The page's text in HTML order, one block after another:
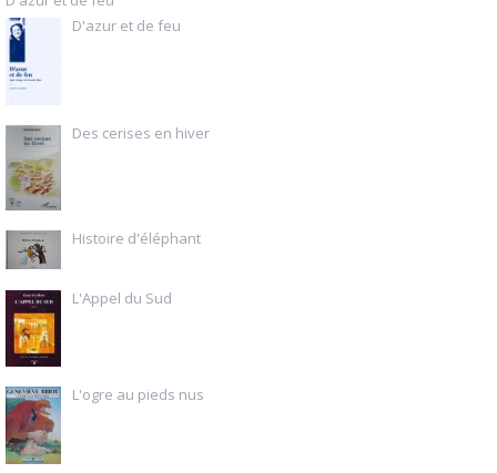
D'azur et de feu
Des cerises en hiver
Histoire d'éléphant
L'Appel du Sud
L'ogre au pieds nus